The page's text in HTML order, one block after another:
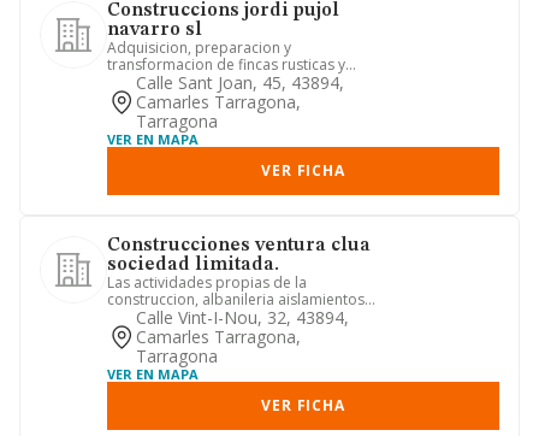
Construccions jordi pujol
navarro sl
Adquisicion, preparacion y
transformacion de fincas rusticas y
urbanas. construccion. explotacion i...
Calle Sant Joan, 45, 43894,
Camarles Tarragona,
Tarragona
VER EN MAPA
VER FICHA
Construcciones ventura clua
sociedad limitada.
Las actividades propias de la
construccion, albanileria aislamientos
instalaciones electricas y de ...
Calle Vint-I-Nou, 32, 43894,
Camarles Tarragona,
Tarragona
VER EN MAPA
VER FICHA